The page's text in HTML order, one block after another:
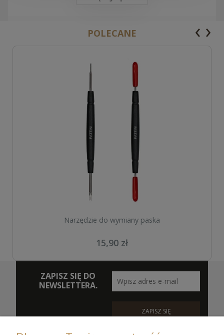
POLECANE
Narzędzie do wymiany paska
15,90 zł
‹ ›
ZAPISZ SIĘ DO
NEWSLETTERA.
ZAPISZ SIĘ